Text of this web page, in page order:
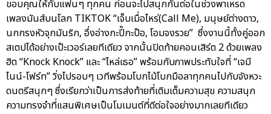
ขอบคุณให้กับแฟนๆ ทุกคน ก่อนจะไปสนุกกันต่อในช่วงพาเหรด
เพลงมันส์บนโลก TIKTOK “เจ็บเมื่อไหร่(Call Me), มนุษย์ต่างดาว,
นกกรงหัวจุกมันริก, อึ่งอ่างกะปี๊กะป๊อ, โอมจงรวย” ซึ่งงานนี้ทั้งคู่ออก
สเตปได้อย่างเป๊ะเวอร์เลยทีเดียว จากนั้นปิดท้ายคอนเสิร์ต 2 ด้วยเพลง
ฮิต “Knock Knock” และ “ไหล่เธอ” พร้อมกับภาพประทับใจที่ “เจมี
ไนน์-โฟร์ท” วิ่งไปรอบๆ เวทีพร้อมโบกไม้โบกมือลาทุกคนไปกับจังหวะ
ดนตรีสนุกๆ ซึ่งเรียกว่าเป็นการส่งท้ายที่เติมเต็มความสุข ความสนุก
ความทรงจำที่แสนพิเศษเป็นโมเมนต์ที่ดีต่อใจอย่างมากเลยทีเดียว